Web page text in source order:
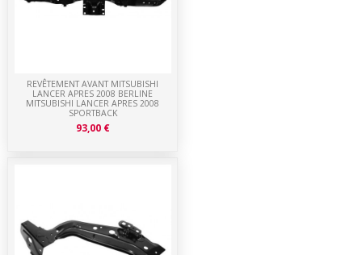
REVÊTEMENT AVANT MITSUBISHI
LANCER APRES 2008 BERLINE
MITSUBISHI LANCER APRES 2008
SPORTBACK
93,00 €